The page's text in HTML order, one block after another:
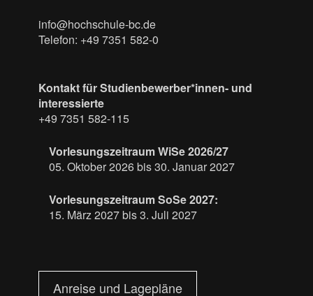
info@hochschule-bc.de
Telefon: +49 7351 582-0
Kontakt für Studienbewerber*innen- und
interessierte
+49 7351 582-115
Vorlesungszeitraum WiSe 2026/27
05. Oktober 2026 bis 30. Januar 2027
Vorlesungszeitraum SoSe 2027:
15. März 2027 bis 3. Juli 2027
Anreise und Lagepläne